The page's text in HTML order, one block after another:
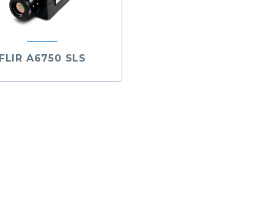
FLIR A6750 SLS